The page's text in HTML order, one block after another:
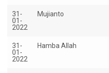
31-
01-
2022
Mujianto
31-
01-
2022
Hamba Allah